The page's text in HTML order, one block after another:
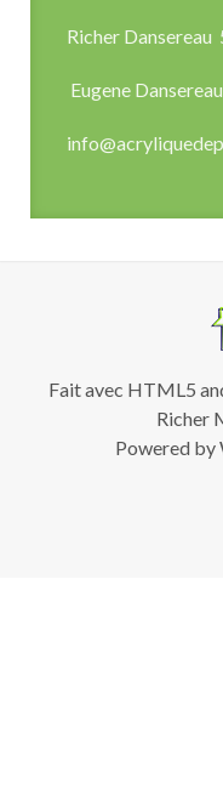
Richer
Eugene
Fait avec HTML5
Richer
Powered by